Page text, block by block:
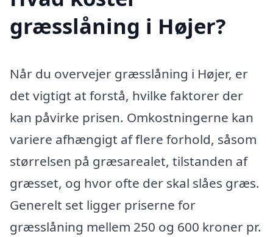
græsslåning i Højer?
Når du overvejer græsslåning i Højer, er
det vigtigt at forstå, hvilke faktorer der
kan påvirke prisen. Omkostningerne kan
variere afhængigt af flere forhold, såsom
størrelsen på græsarealet, tilstanden af
græsset, og hvor ofte der skal slåes græs.
Generelt set ligger priserne for
græsslåning mellem 250 og 600 kroner pr.